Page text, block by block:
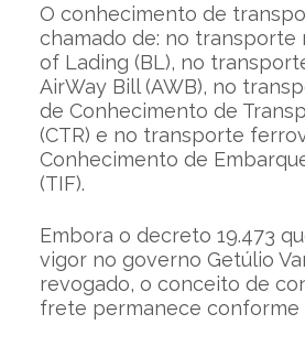
O conhecimento de
chamado de: no transporte
of Lading (BL), no
AirWay Bill (AWB), no
de Conhecimento de
(CTR) e no transporte
Conhecimento de
(TIF).
Embora o decreto 19.473
vigor no governo Getúlio
revogado, o conceito de
frete permanece conforme